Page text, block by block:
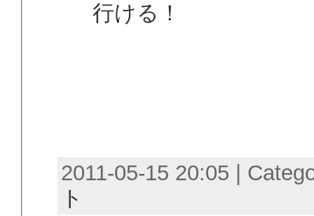
行ける！
2011-05-15 20:05 |
ト